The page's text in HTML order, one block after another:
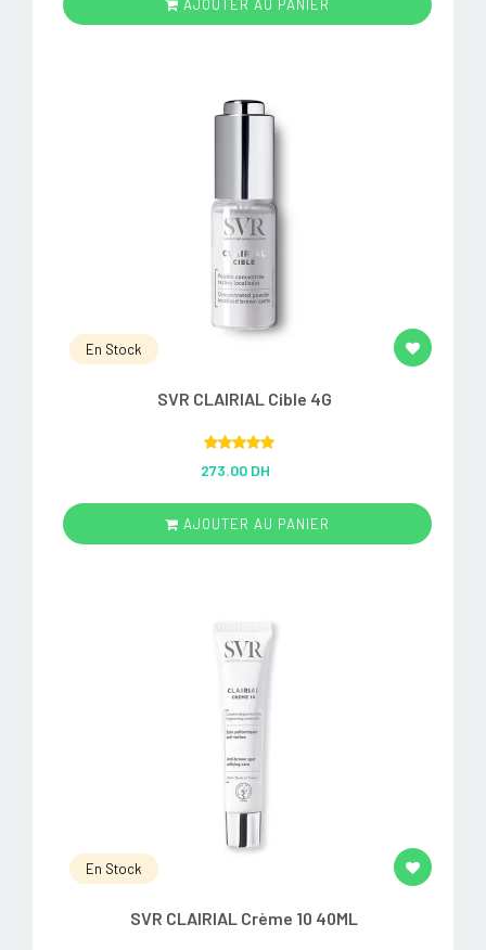
AJOUTER AU PANIER
En Stock
SVR CLAIRIAL Cible 4G
out of 5
273.00 DH
AJOUTER AU PANIER
En Stock
SVR CLAIRIAL Crème 10 40ML